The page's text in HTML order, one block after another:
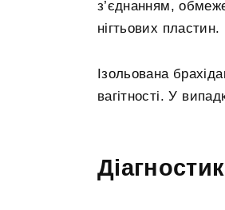
з’єднанням,
нігтьових пластин.
Ізольована
вагітності. У